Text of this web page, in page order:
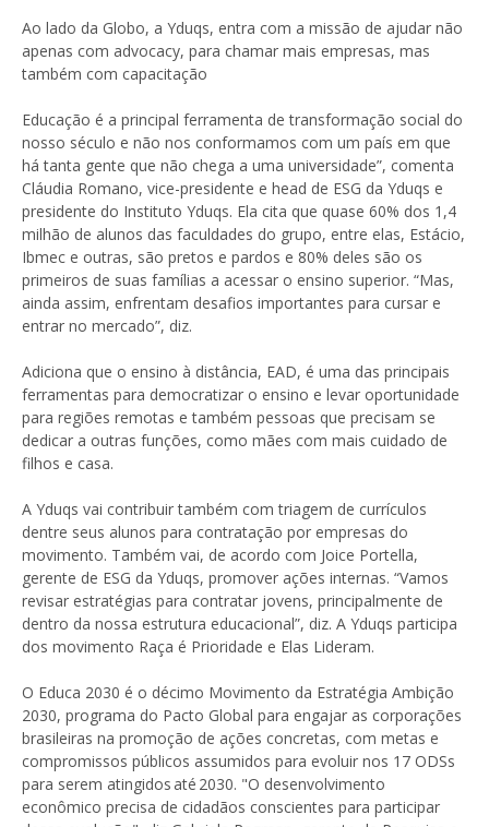
Ao lado da Globo, a Yduqs, entra com a missão de ajudar não
apenas com advocacy, para chamar mais empresas, mas
também com capacitação
Educação é a principal ferramenta de transformação social do
nosso século e não nos conformamos com um país em que
há tanta gente que não chega a uma universidade”, comenta
Cláudia Romano, vice-presidente e head de ESG da Yduqs e
presidente do Instituto Yduqs. Ela cita que quase 60% dos 1,4
milhão de alunos das faculdades do grupo, entre elas, Estácio,
Ibmec e outras, são pretos e pardos e 80% deles são os
primeiros de suas famílias a acessar o ensino superior. “Mas,
ainda assim, enfrentam desafios importantes para cursar e
entrar no mercado”, diz.
Adiciona que o ensino à distância, EAD, é uma das principais
ferramentas para democratizar o ensino e levar oportunidade
para regiões remotas e também pessoas que precisam se
dedicar a outras funções, como mães com mais cuidado de
filhos e casa.
A Yduqs vai contribuir também com triagem de currículos
dentre seus alunos para contratação por empresas do
movimento. Também vai, de acordo com Joice Portella,
gerente de ESG da Yduqs, promover ações internas. “Vamos
revisar estratégias para contratar jovens, principalmente de
dentro da nossa estrutura educacional”, diz. A Yduqs participa
dos movimento Raça é Prioridade e Elas Lideram.
O Educa 2030 é o décimo Movimento da Estratégia Ambição
2030, programa do Pacto Global para engajar as corporações
brasileiras na promoção de ações concretas, com metas e
compromissos públicos assumidos para evoluir nos 17 ODSs
para serem atingidos até 2030. "O desenvolvimento
econômico precisa de cidadãos conscientes para participar